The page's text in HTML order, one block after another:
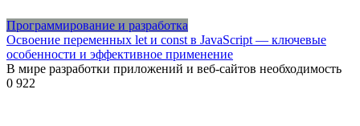
Программирование и разработка
Освоение переменных let и const в JavaScript — ключевые
особенности и эффективное применение
В мире разработки приложений и веб-сайтов необходимость
0 922